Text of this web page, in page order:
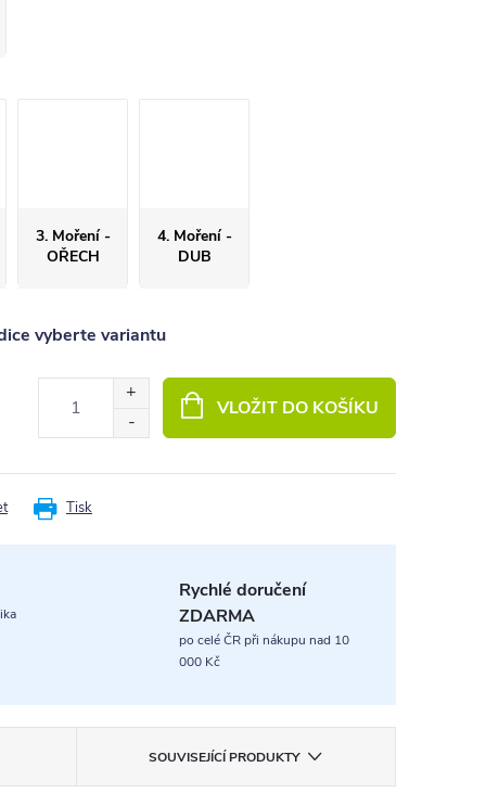
3. Moření -
OŘECH
4. Moření -
DUB
vyberte variantu
VLOŽIT DO KOŠÍKU
Tisk
Rychlé doručení
ZDARMA
po celé ČR při nákupu nad 10
000 Kč
SOUVISEJÍCÍ PRODUKTY